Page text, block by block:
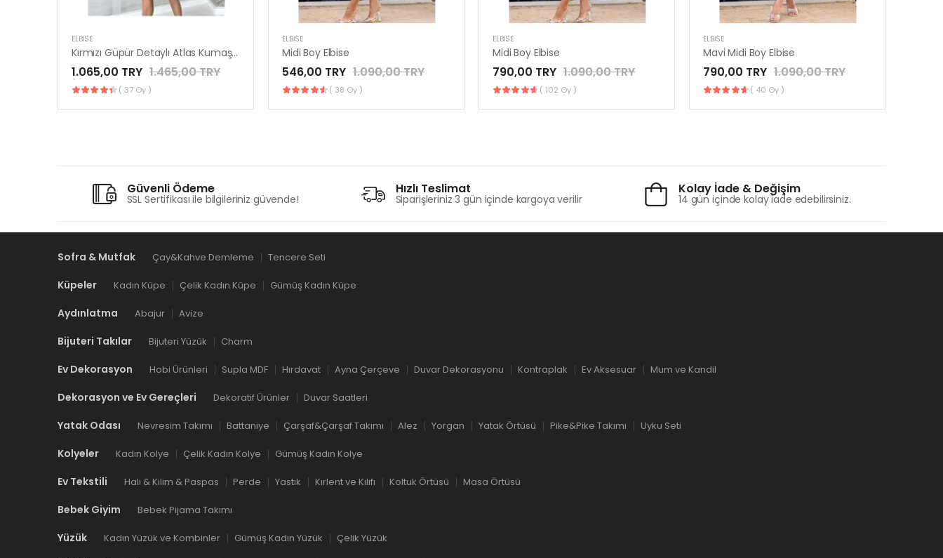
ELBISE
Kırmızı Güpür Detaylı Atlas Kumaş Elbise
1.065,00 TRY 1.465,00 TRY
( 37 Oy )
ELBISE
Midi Boy Elbise
546,00 TRY 1.090,00 TRY
( 38 Oy )
ELBISE
Midi Boy Elbise
790,00 TRY 1.090,00 TRY
( 102 Oy )
ELBISE
Mavi Midi Boy Elbise
790,00 TRY 1.090,00 TRY
( 40 Oy )
Güvenli Ödeme
SSL Sertifikası ile bilgileriniz güvende!
Hızlı Teslimat
Siparişleriniz 3 gün içinde kargoya verilir
Kolay İade & Değişim
14 gün içinde kolay iade edebilirsiniz.
Sofra & Mutfak Çay&Kahve Demleme Tencere Seti
Küpeler Kadın Küpe Çelik Kadın Küpe Gümüş Kadın Küpe
Aydınlatma Abajur Avize
Bijuteri Takılar Bijuteri Yüzük Charm
Ev Dekorasyon Hobi Ürünleri Supla MDF Hırdavat Ayna Çerçeve Duvar Dekorasyonu Kontraplak Ev Aksesuar Mum ve Kandil
Dekorasyon ve Ev Gereçleri Dekoratif Ürünler Duvar Saatleri
Yatak Odası Nevresim Takımı Battaniye Çarşaf&Çarşaf Takımı Alez Yorgan Yatak Örtüsü Pike&Pike Takımı Uyku Seti
Kolyeler Kadın Kolye Çelik Kadın Kolye Gümüş Kadın Kolye
Ev Tekstili Halı & Kilim & Paspas Perde Yastık Kırlent ve Kılıfı Koltuk Örtüsü Masa Örtüsü
Bebek Giyim Bebek Pijama Takımı
Yüzük Kadın Yüzük ve Kombinler Gümüş Kadın Yüzük Çelik Yüzük